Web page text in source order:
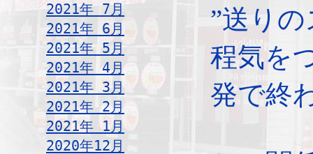
2021年 7月
2021年 6月
2021年 5月
2021年 4月
2021年 3月
2021年 2月
2021年 1月
2020年12月
”送り
程気を
発で終